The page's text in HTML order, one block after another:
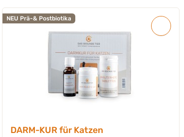
NEU Prä-& Postbiotika
DARM-KUR für Katzen